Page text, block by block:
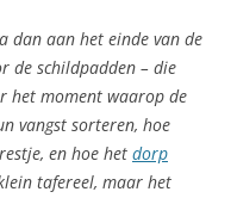
dan aan het einde van de
de schildpadden – die
het moment waarop de
vangst sorteren, hoe
en hoe het dorp
tafereel, maar het